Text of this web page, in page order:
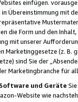
einfügen.
Übereinstimmung mit
die Form und den
mit unserer
Marketinggesetze (z. B.
sind Sie der
Marketingbranche für
und Geräte
Website wie